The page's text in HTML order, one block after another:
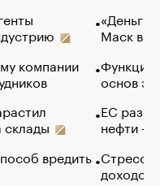
компании
склады
вредить
«Деньги
Маск в
Функции
основ
ЕС
нефти —
Стресс
доходов